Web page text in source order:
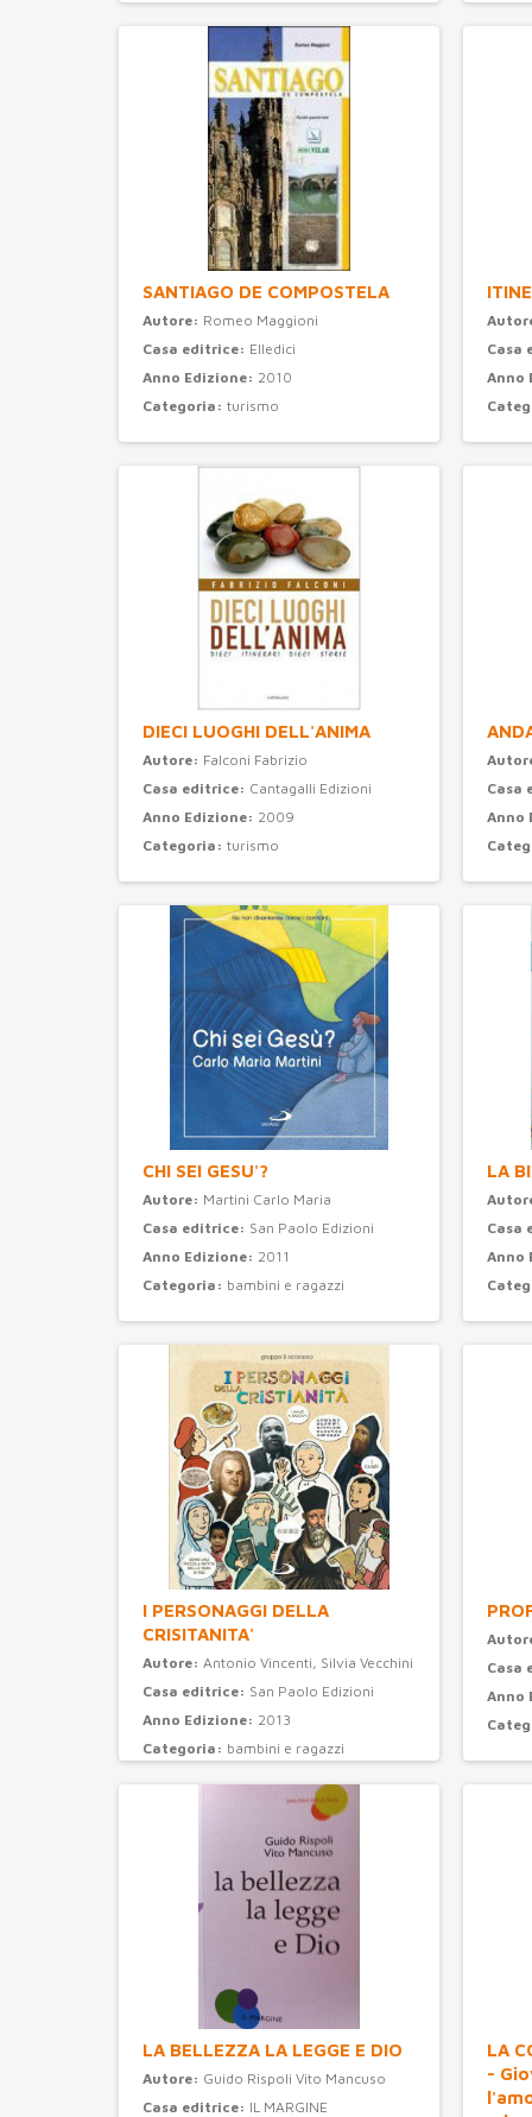
SANTIAGO DE COMPOSTELA
Autore: Romeo Maggioni
Casa editrice: Elledici
Anno Edizione: 2010
Categoria: turismo
Casa
Anno
DIECI LUOGHI DELL'ANIMA
Autore: Falconi Fabrizio
Casa editrice: Cantagalli Edizioni
Anno Edizione: 2009
Categoria: turismo
Casa
Anno
CHI SEI GESU'?
Autore: Martini Carlo Maria
Casa editrice: San Paolo Edizioni
Anno Edizione: 2011
Categoria: bambini e ragazzi
LA
Casa
Anno
I PERSONAGGI DELLA
CRISITANITA'
Autore: Antonio Vincenti, Silvia Vecchini
Casa editrice: San Paolo Edizioni
Anno Edizione: 2013
Categoria: bambini e ragazzi
Casa
Anno
LA BELLEZZA LA LEGGE E DIO
Autore: Guido Rispoli Vito Mancuso
Casa editrice: IL MARGINE
LA
-